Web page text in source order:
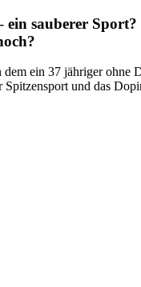
sauberer
ein 37 jähriger ohne
Spitzensport und das